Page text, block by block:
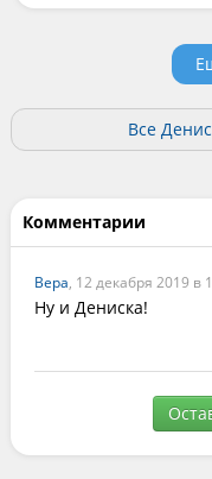
Все
Комментарии
Вера, 12 декабря 2019 в
Ну и Дениска!